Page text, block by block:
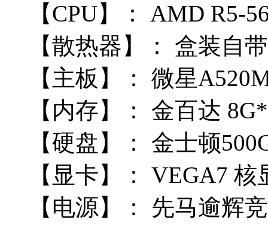
【CPU】：
AMD R5-
【散热器】：
盒装自
【主板】：
微星
【内存】：
金百达
【硬盘】：
金士顿
【显卡】：
VEGA7 核
【电源】：
先马逾辉